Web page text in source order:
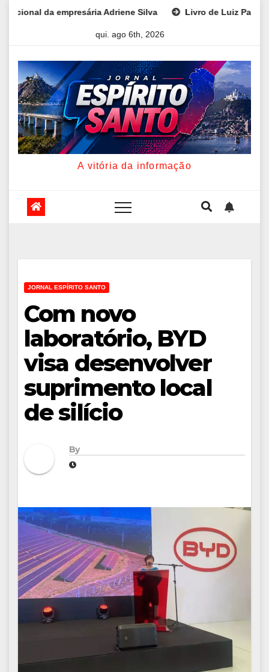
Silva Livro de Luiz Paulo Foggetti discute os desafios
qui. ago 6th, 2026
A vitória da informação
JORNAL ESPÍRITO SANTO
Com novo
laboratório, BYD
visa desenvolver
suprimento local
de silício
By